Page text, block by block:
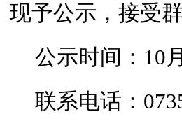
现予公示，接受
公示时间：10
联系电话：